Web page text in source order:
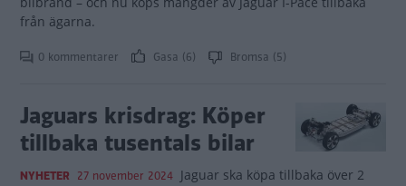
från ägarna.
0 kommentarer Gasa (6) Bromsa (5)
Jaguars krisdrag: Köper
tillbaka tusentals bilar
NYHETER 27 november 2024 Jaguar ska köpa tillbaka över 2